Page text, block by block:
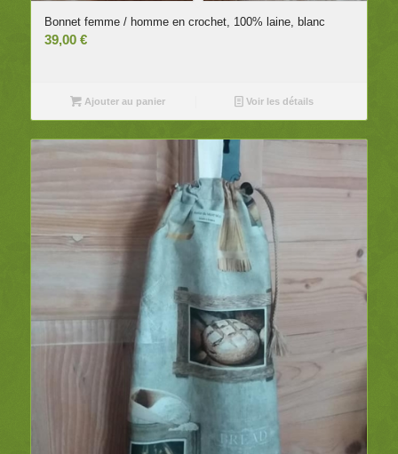
Bonnet femme / homme en crochet, 100% laine, blanc
39,00 €
Ajouter au panier Voir les détails